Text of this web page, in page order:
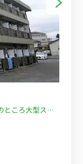
ところ大型スー